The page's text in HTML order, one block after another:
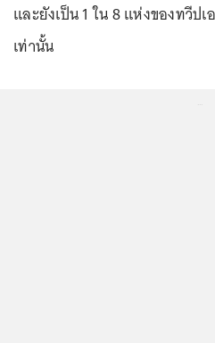
และยังเป็น 1 ใน 8 แห่งของทวีป
เท่านั้น